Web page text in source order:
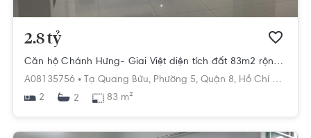
2.8 tỷ
Căn hộ Chánh Hưng- Giai Việt diện tích đất 83m2 rộng thoáng.
A08135756 • Tạ Quang Bửu, Phường 5, Quận 8, Hồ Chí Minh
2
2 83 m²